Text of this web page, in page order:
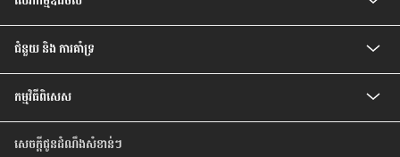
ឥណទានកែលម្អគេហដ្ឋាន
សេវាធនាគារដោយខ្លួនឯង
ជំនួយ និង ការគាំទ្រ
អត្រា និង ការបង់ប្រាក់
សំណួរ ដែលសួរញឹកញាប់
ទំនាក់ទំនងយើងខ្ញុំ
មកកាន់ទីតាំងយើងខ្ញុំ
កម្មវិធីពិសេស
កម្មវិធីពិសេសថ្មីៗ
កម្មវិធីពិសេស សម្រាប់ប័ណ្ណឥណទាន
សេចក្តីជូនដំណឹងសំខាន់ៗ